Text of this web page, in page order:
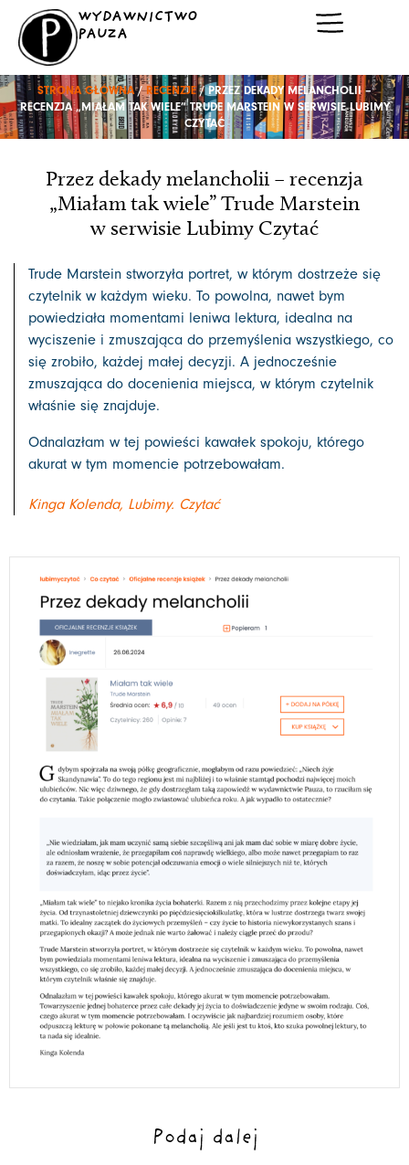
Przejdź
treści
WYDAWNICTWO
PAUZA
STRONA GŁÓWNA/RECENZJE/ PRZEZ DEKADY MELANCHOLII –
RECENZJA „MIAŁAM TAK WIELE” TRUDE MARSTEIN W SERWISIE LUBIMY
CZYTAĆ
Przez dekady melancholii – recenzja
„Miałam tak wiele” Trude Marstein
w serwisie Lubimy Czytać
Trude Marstein stworzyła portret, w którym dostrzeże się
czytelnik w każdym wieku. To powolna, nawet bym
powiedziała momentami leniwa lektura, idealna na
wyciszenie i zmuszająca do przemyślenia wszystkiego, co
się zrobiło, każdej małej decyzji. A jednocześnie
zmuszająca do docenienia miejsca, w którym czytelnik
właśnie się znajduje.
Odnalazłam w tej powieści kawałek spokoju, którego
akurat w tym momencie potrzebowałam.
Kinga Kolenda, Lubimy. Czytać
Podaj dalej